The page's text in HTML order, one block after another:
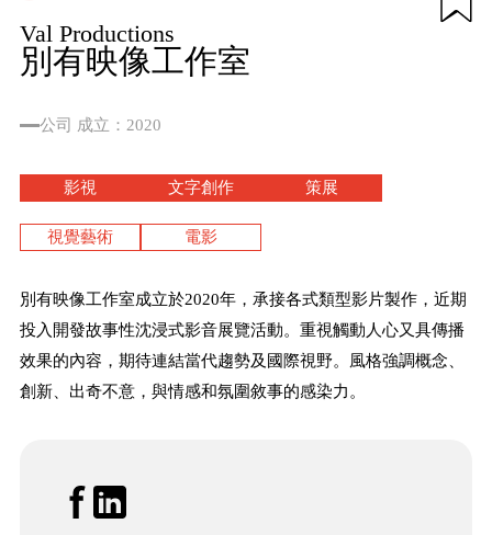
Val Productions
別有映像工作室
公司 成立：2020
影視 文字創作 策展
視覺藝術 電影
別有映像工作室成立於2020年，承接各式類型影片製作，近期
投入開發故事性沈浸式影音展覽活動。重視觸動人心又具傳播
效果的內容，期待連結當代趨勢及國際視野。風格強調概念、
創新、出奇不意，與情感和氛圍敘事的感染力。